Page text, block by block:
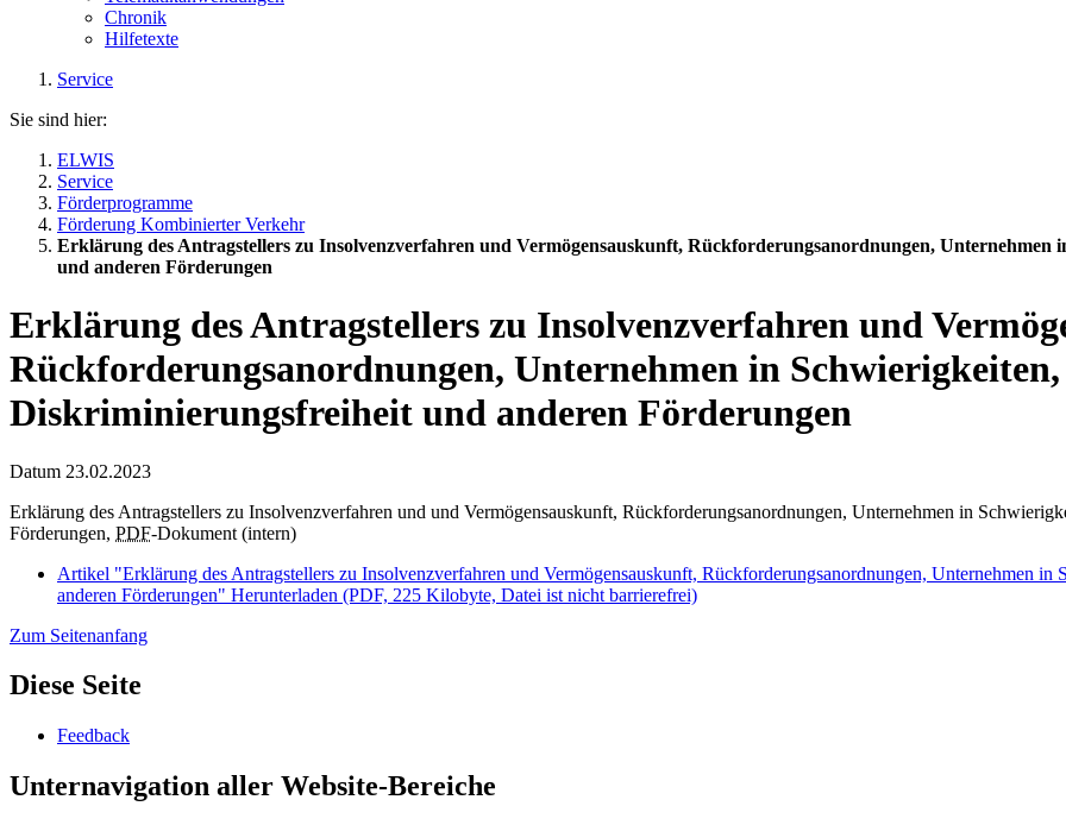
Chronik
Hilfetexte
Service
Sie sind hier:
ELWIS
Service
Förderprogramme
Förderung Kombinierter Verkehr
Erklärung des Antragstellers zu Insolvenzverfahren und Vermögensauskunft, Rückforderungsanordnungen,
und anderen Förderungen
Erklärung des Antragstellers zu Insolvenzverfahren und
Rückforderungsanordnungen, Unternehmen in
Diskriminierungsfreiheit und anderen Förderungen
Datum 23.02.2023
Erklärung des Antragstellers zu Insolvenzverfahren und und Vermögensauskunft, Rückforderungsanordnungen, Unternehmen in
Förderungen, PDF-Dokument (intern)
Artikel "Erklärung des Antragstellers zu Insolvenzverfahren und Vermögensauskunft, Rückforderungsanordnungen, Unternehmen
anderen Förderungen" Herunterladen (PDF, 225 Kilobyte, Datei ist nicht barrierefrei)
Zum Seitenanfang
Diese Seite
Feedback
Unternavigation aller Website-Bereiche